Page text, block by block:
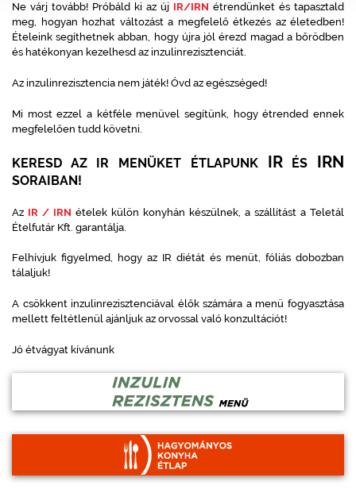
Ne várj tovább! Próbáld ki az új IR/IRN étrendünket és tapasztald
meg, hogyan hozhat változást a megfelelő étkezés az életedben!
Ételeink segíthetnek abban, hogy újra jól érezd magad a bőrödben
és hatékonyan kezelhesd az inzulinrezisztenciát.
Az inzulinrezisztencia nem játék! Óvd az egészséged!
Mi most ezzel a kétféle menüvel segítünk, hogy étrended ennek
megfelelően tudd követni.
KERESD AZ IR MENÜKET ÉTLAPUNK IRÉS IRN
SORAIBAN!
Az IR / IRN ételek külön konyhán készülnek, a szállítást a Teletál
Ételfutár Kft. garantálja.
Felhívjuk figyelmed, hogy az IR diétát és menüt, fóliás dobozban
tálaljuk!
A csökkent inzulinrezisztenciával élők számára a menü fogyasztása
mellett feltétlenül ajánljuk az orvossal való konzultációt!
Jó étvágyat kívánunk